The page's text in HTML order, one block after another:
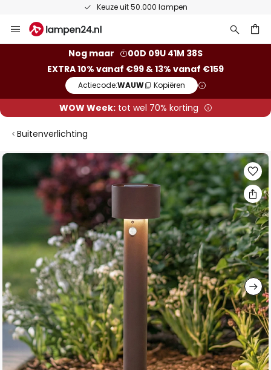
Keuze uit 50.000 lampen
naar
Nog maar
00D 09U 41M 37S
EXTRA 10% vanaf €99 & 13% vanaf €159
Actiecode:WAUW Kopiëren
WOW Week:tot wel 70% korting
Buitenverlichting
Ga
het
de
afbeeldingen-
gallerij